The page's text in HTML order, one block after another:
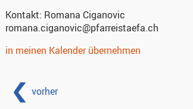
Kontakt: Romana Ciganovic
romana.ciganovic@pfarreistaefa.ch
in meinen Kalender übernehmen
vorher